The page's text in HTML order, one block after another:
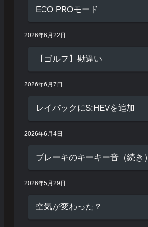
ECO PROモード
2026年6月22日
【ゴルフ】勘違い
2026年6月7日
レイバックにS:HEVを追加
2026年6月4日
ブレーキのキーキー音（続き）
2026年5月29日
空気が変わった？